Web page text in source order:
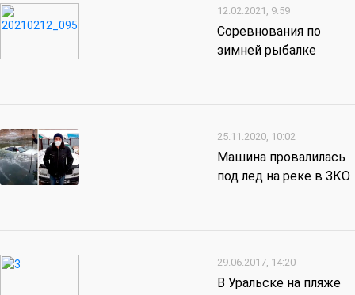
12.02.2021, 9:59
Соревнования по
зимней рыбалке
25.11.2020, 10:02
Машина провалилась
под лед на реке в ЗКО
29.06.2017, 14:20
В Уральске на пляже